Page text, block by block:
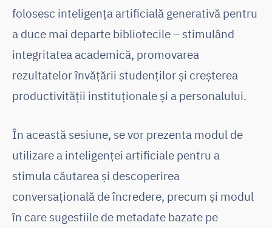
folosesc inteligența artificială generativă pentru
a duce mai departe bibliotecile – stimulând
integritatea academică, promovarea
rezultatelor învățării studenților și creșterea
productivității instituționale și a personalului.
În această sesiune, se vor prezenta modul de
utilizare a inteligenței artificiale pentru a
stimula căutarea și descoperirea
conversațională de încredere, precum și modul
în care sugestiile de metadate bazate pe